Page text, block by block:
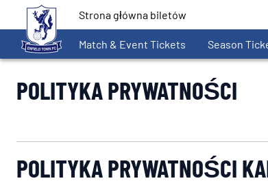
Strona główna biletów
Match & Event Tickets Season
POLITYKA PRYWATNOŚCI
POLITYKA PRYWATNOŚCI